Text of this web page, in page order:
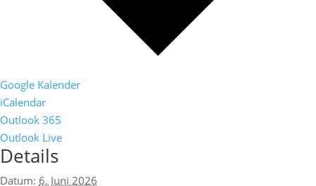
Google Kalender
iCalendar
Outlook 365
Outlook Live
Details
Datum: 6. Juni 2026